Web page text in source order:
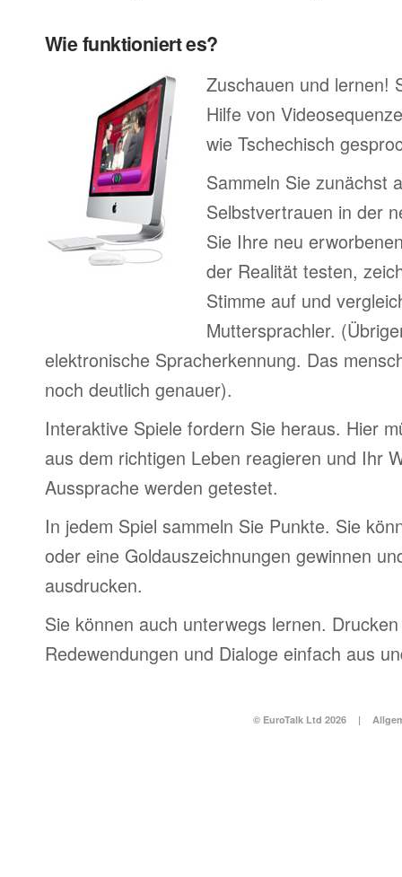
Wie funktioniert es?
Zuschauen und lernen!
Hilfe von
wie Tschechisch
Sammeln Sie zunächst
Selbstvertrauen in der
Sie Ihre neu
der Realität testen,
Stimme auf und
Muttersprachler.
elektronische Spracherkennung. Das
noch deutlich genauer).
Interaktive Spiele fordern Sie heraus. Hier
aus dem richtigen Leben reagieren und Ihr
Aussprache werden getestet.
In jedem Spiel sammeln Sie Punkte. Sie
oder eine Goldauszeichnungen gewinnen
ausdrucken.
Sie können auch unterwegs lernen.
Redewendungen und Dialoge einfach aus
© EuroTalk Ltd 2026 |